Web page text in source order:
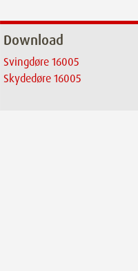
Download
Svingdøre 16005
Skydedøre 16005